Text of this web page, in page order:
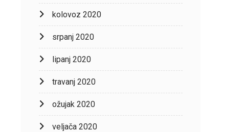
kolovoz 2020
srpanj 2020
lipanj 2020
travanj 2020
ožujak 2020
veljača 2020